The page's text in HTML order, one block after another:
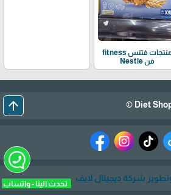
منتجات فتنس fitness
من Nestle
Diet Shop
arrow_upward
شركة ديجيتال لايف